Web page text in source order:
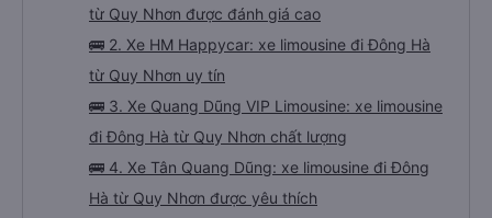
từ Quy Nhơn được đánh giá cao
🚌 2. Xe HM Happycar: xe limousine đi Đông Hà
từ Quy Nhơn uy tín
🚌 3. Xe Quang Dũng VIP Limousine: xe limousine
đi Đông Hà từ Quy Nhơn chất lượng
🚌 4. Xe Tân Quang Dũng: xe limousine đi Đông
Hà từ Quy Nhơn được yêu thích